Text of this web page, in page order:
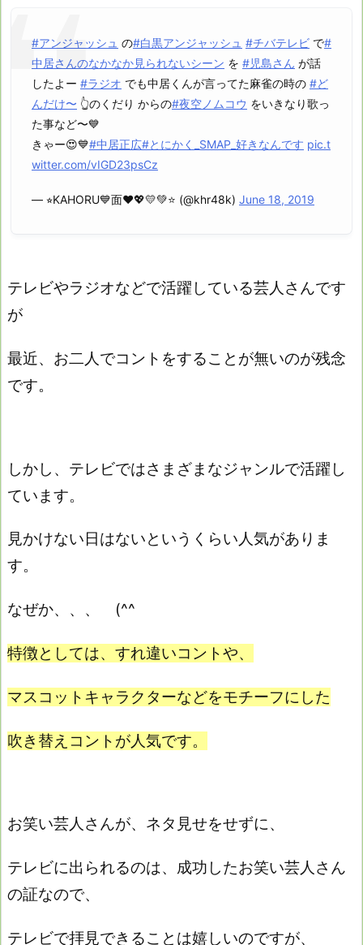
#アンジャッシュ の#白黒アンジャッシュ #チバテレビ で#
中居さんのなかなか見られないシーン を #児島さん が話
したよー #ラジオ でも中居くんが言ってた麻雀の時の #ど
んだけ〜 👆のくだり からの#夜空ノムコウ をいきなり歌っ
た事など〜💙
きゃー😍💙#中居正広#とにかく_SMAP_好きなんです pic.t
witter.com/vIGD23psCz
— ⭐︎KAHORU💙面❤️💖💛💚⭐️ (@khr48k) June 18, 2019
テレビやラジオなどで活躍している芸人さんです
が
最近、お二人でコントをすることが無いのが残念
です。
しかし、テレビではさまざまなジャンルで活躍し
ています。
見かけない日はないというくらい人気がありま
す。
なぜか、、、 (^^ゞ
特徴としては、すれ違いコントや、
マスコットキャラクターなどをモチーフにした
吹き替えコントが人気です。
お笑い芸人さんが、ネタ見せをせずに、
テレビに出られるのは、成功したお笑い芸人さん
の証なので、
テレビで拝見できることは嬉しいのですが、